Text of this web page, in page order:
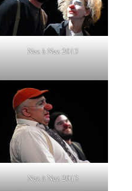
Nez à Nez 2013
Nez à Nez 2013